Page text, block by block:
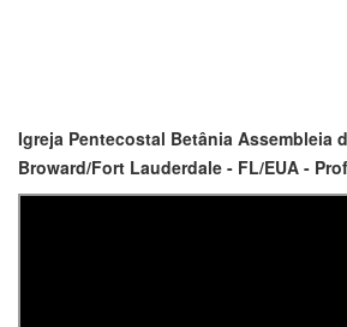
Igreja Pentecostal Betânia Assembleia
Broward/Fort Lauderdale - FL/EUA -